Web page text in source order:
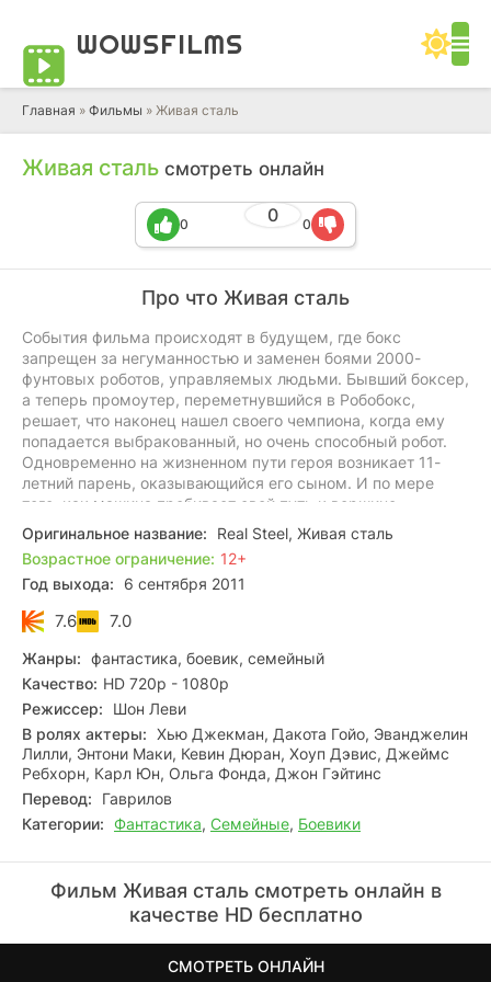
WOWSFILMS
Главная » Фильмы » Живая сталь
Живая сталь смотреть онлайн
0
0 0
Про что Живая сталь
События фильма происходят в будущем, где бокс
запрещен за негуманностью и заменен боями 2000-
фунтовых роботов, управляемых людьми. Бывший боксер,
а теперь промоутер, переметнувшийся в Робобокс,
решает, что наконец нашел своего чемпиона, когда ему
попадается выбракованный, но очень способный робот.
Одновременно на жизненном пути героя возникает 11-
летний парень, оказывающийся его сыном. И по мере
того, как машина пробивает свой путь к вершине,
обретшие друг друга отец и сын учатся дружить.
Оригинальное название:
Real Steel, Живая сталь
Возрастное ограничение: 12+
Год выхода:
6 сентября 2011
7.6 7.0
Жанры: фантастика, боевик, семейный
Качество: HD 720p - 1080p
Режиссер:
Шон Леви
В ролях актеры: Хью Джекман, Дакота Гойо, Эванджелин
Лилли, Энтони Маки, Кевин Дюран, Хоуп Дэвис, Джеймс
Ребхорн, Карл Юн, Ольга Фонда, Джон Гэйтинс
Перевод:
Гаврилов
Категории: Фантастика, Семейные, Боевики
Фильм Живая сталь смотреть онлайн в
качестве HD бесплатно
СМОТРЕТЬ ОНЛАЙН